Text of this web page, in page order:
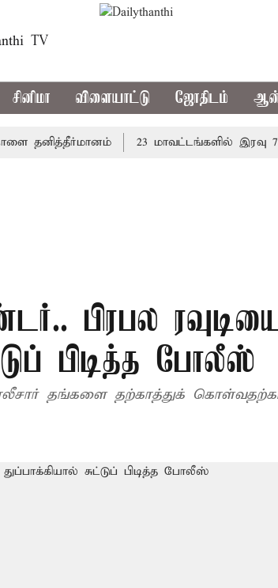
TV
சினிமா விளையாட்டு ஜோதிடம்
23 மாவட்டங்களில் இரவு 7
பிரபல
பிடித்த போலீஸ்
தங்களை தற்காத்துக்